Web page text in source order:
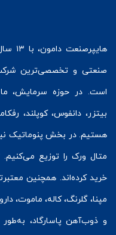
هایپرصنعت
صنعتی و تخصصی‌ترین
است. در حوزه سرمایش، ما
بیتزر، دانفوس،کوپلند،
هستیم. در بخش پنوماتیک
متال ورک
خرید کرده‌اند. همچنین
مپنا، گلرنگ، کاله، ماموت،
و ذوب‌آهن پاسارگاد،